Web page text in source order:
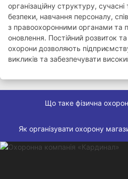
організаційну структуру,
безпеки, навчання персоналу,
з правоохоронними органами та
оновлення. Постійний розвиток
охорони дозволяють
викликів та забезпечувати
Що таке фізична
Як організувати охорону